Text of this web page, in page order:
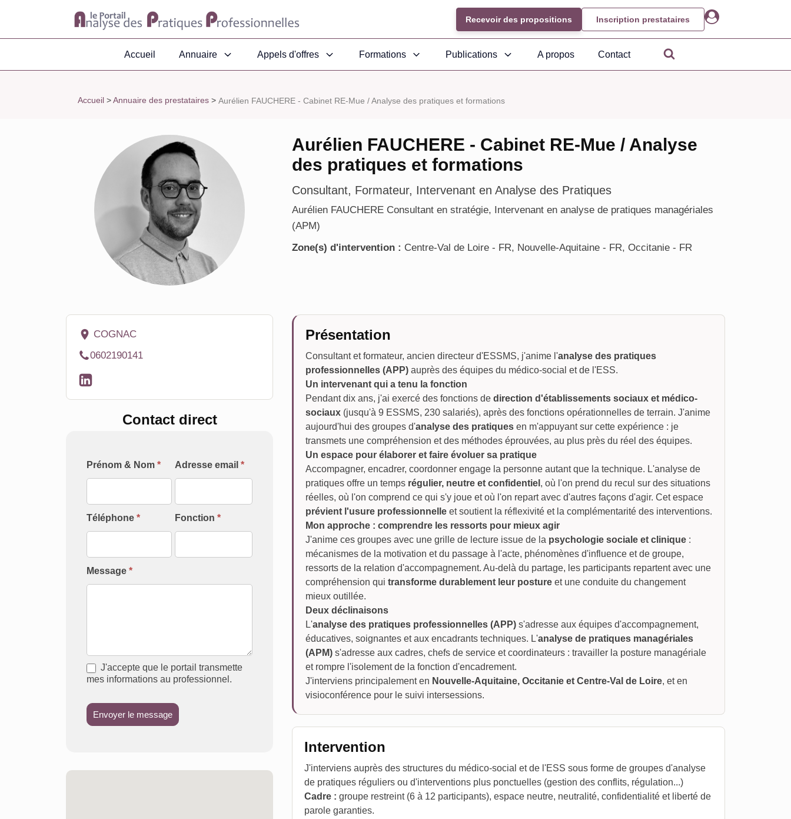
Recevoir des propositions Inscription prestataires
Accueil Annuaire Appels d'offres Formations Publications A propos Contact
Accueil >Annuaire des prestataires > Aurélien FAUCHERE - Cabinet RE-Mue / Analyse des pratiques et formations
Aurélien FAUCHERE - Cabinet RE-Mue / Analyse
des pratiques et formations
Consultant, Formateur, Intervenant en Analyse des Pratiques
Aurélien FAUCHERE Consultant en stratégie, Intervenant en analyse de pratiques managériales
(APM)
Zone(s) d'intervention : Centre-Val de Loire - FR, Nouvelle-Aquitaine - FR, Occitanie - FR
COGNAC
0602190141
Contact direct
Formulaire
[Contact
Prénom & Nom * Adresse email*
Téléphone * Fonction*
Message *
J'accepte que le portail transmette
mes informations au professionnel.
Envoyer le message
Présentation
Consultant et formateur, ancien directeur d'ESSMS, j'anime l'analyse des pratiques
professionnelles (APP) auprès des équipes du médico-social et de l'ESS.
Un intervenant qui a tenu la fonction
Pendant dix ans, j'ai exercé des fonctions de direction d'établissements sociaux et médico-
sociaux (jusqu'à 9 ESSMS, 230 salariés), après des fonctions opérationnelles de terrain. J'anime
aujourd'hui des groupes d'analyse des pratiques en m'appuyant sur cette expérience : je
transmets une compréhension et des méthodes éprouvées, au plus près du réel des équipes.
Un espace pour élaborer et faire évoluer sa pratique
Accompagner, encadrer, coordonner engage la personne autant que la technique. L'analyse de
pratiques offre un temps régulier, neutre et confidentiel , où l'on prend du recul sur des situations
réelles, où l'on comprend ce qui s'y joue et où l'on repart avec d'autres façons d'agir. Cet espace
prévient l'usure professionnelle et soutient la réflexivité et la complémentarité des interventions.
Mon approche : comprendre les ressorts pour mieux agir
J'anime ces groupes avec une grille de lecture issue de la psychologie sociale et clinique :
mécanismes de la motivation et du passage à l'acte, phénomènes d'influence et de groupe,
ressorts de la relation d'accompagnement. Au-delà du partage, les participants repartent avec une
compréhension qui transforme durablement leur posture et une conduite du changement
mieux outillée.
Deux déclinaisons
L'analyse des pratiques professionnelles (APP) s'adresse aux équipes d'accompagnement,
éducatives, soignantes et aux encadrants techniques. L'analyse de pratiques managériales
(APM) s'adresse aux cadres, chefs de service et coordinateurs : travailler la posture managériale
et rompre l'isolement de la fonction d'encadrement.
J'interviens principalement en Nouvelle-Aquitaine, Occitanie et Centre-Val de Loire, et en
visioconférence pour le suivi intersessions.
Intervention
J'interviens auprès des structures du médico-social et de l'ESS sous forme de groupes d'analyse
de pratiques réguliers ou d'interventions plus ponctuelles (gestion des conflits, régulation...)
Cadre : groupe restreint (6 à 12 participants), espace neutre, neutralité, confidentialité et liberté de
parole garanties.